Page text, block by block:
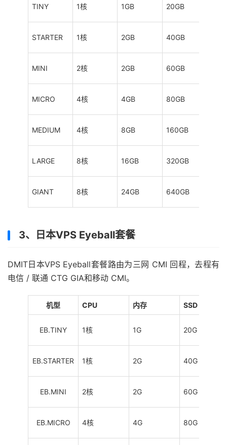
TINY 1核 1GB 20GB
STARTER 1核 2GB 40GB
MINI 2核 2GB 60GB
MICRO 4核 4GB 80GB
MEDIUM 4核 8GB 160GB
LARGE 8核 16GB 320GB
GIANT 8核 24GB 640GB
3、日本VPS Eyeball套餐
DMIT日本VPS Eyeball套餐路由为三网 CMI 回程，去程有
电信 / 联通 CTG GIA和移动 CMI。
机型 CPU 内存 SSD
EB.TINY 1核 1G 20G
EB.STARTER 1核 2G 40G
EB.MINI 2核 2G 60G
EB.MICRO 4核 4G 80G